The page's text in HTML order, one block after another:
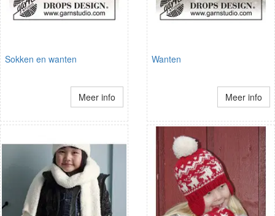
Sokken en wanten
Meer info
Wanten
Meer info